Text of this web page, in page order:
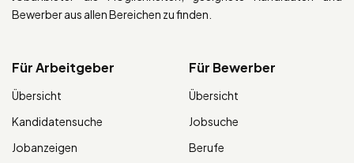
Bewerber aus allen Bereichen zu finden.
Für Arbeitgeber
Übersicht
Kandidatensuche
Jobanzeigen
Für Bewerber
Übersicht
Jobsuche
Berufe